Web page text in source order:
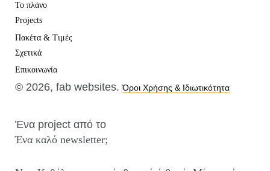
Το πλάνο
Projects
Πακέτα & Τιμές
Σχετικά
Επικοινωνία
© 2026, fab websites.Όροι Χρήσης & Ιδιωτικότητα
Ένα project από το
Ένα καλό newsletter;